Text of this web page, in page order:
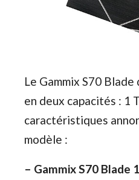
Le Gammix S70
en deux capacités : 1
caractéristiques
modèle :
– Gammix S70 Blade